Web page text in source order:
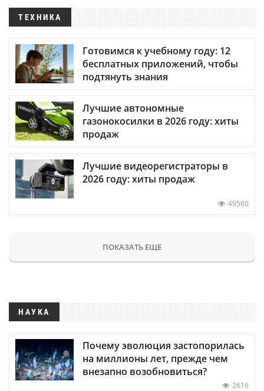
ТЕХНИКА
Готовимся к учебному году: 12
бесплатных приложений, чтобы
подтянуть знания
Лучшие автономные
газонокосилки в 2026 году: хиты
продаж
Лучшие видеорегистраторы в
2026 году: хиты продаж
49560
ПОКАЗАТЬ ЕЩЕ
НАУКА
Почему эволюция застопорилась
на миллионы лет, прежде чем
внезапно возобновиться?
2616